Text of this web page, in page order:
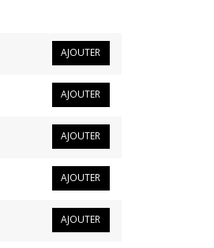
AJOUTER
AJOUTER
AJOUTER
AJOUTER
AJOUTER